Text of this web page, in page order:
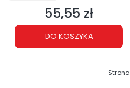
Cena
55,55 zł
DO KOSZYKA
Strona